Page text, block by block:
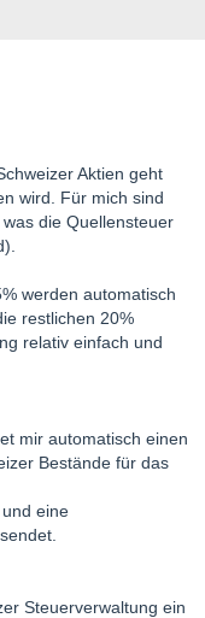
+ Soli =
danach 25 %
=
25 %
=
=
25 %
Aktien geht
wird. Für mich sind
die Quellensteuer
werden automatisch
restlichen 20%
relativ einfach und
mir automatisch einen
Bestände für das
eine
Steuerverwaltung ein